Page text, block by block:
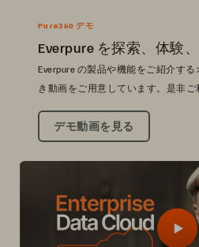
Pure360 デモ
Everpure を探索、体験
Everpure の製品や機能をご紹介す
き動画をご用意しています。是非ご
デモ動画を見る